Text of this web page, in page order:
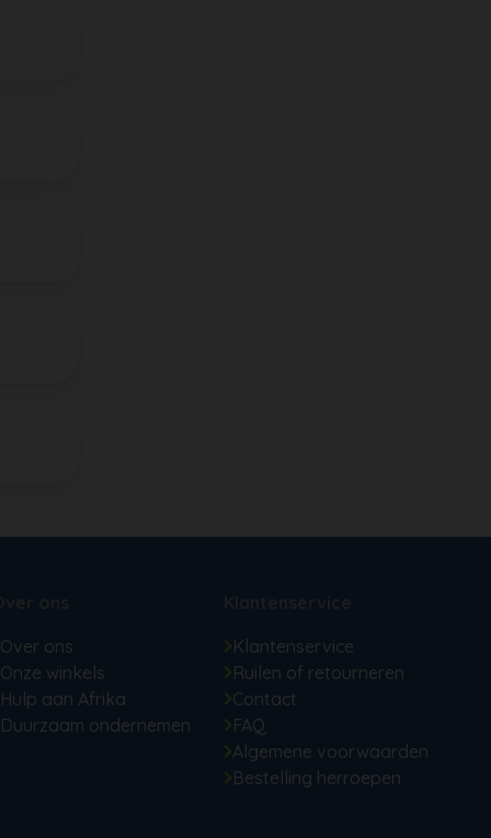
Over ons
Onze winkels
Hulp aan Afrika
Duurzaam ondernemen
Klantenservice
Ruilen of retourneren
Contact
FAQ
Algemene voorwaarden
Bestelling herroepen